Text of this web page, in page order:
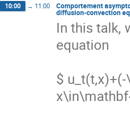
10:00 → 11:00 Comportement
diffusion-convection
In this talk,
equation
$